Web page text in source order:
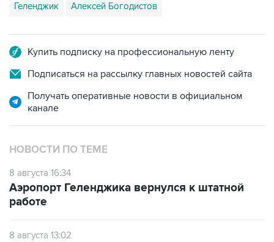
Геленджик Алексей Богодистов
Купить подписку на профессиональную ленту
Подписаться на рассылку главных новостей сайта
Получать оперативные новости в официальном
канале
НОВОСТИ ПО ТЕМЕ
8 августа 16:34
Аэропорт Геленджика вернулся к штатной
работе
8 августа 13:02